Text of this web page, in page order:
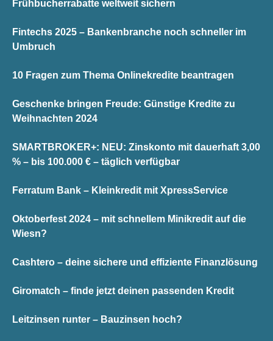
Frühbucherrabatte weltweit sichern
Fintechs 2025 – Bankenbranche noch schneller im
Umbruch
10 Fragen zum Thema Onlinekredite beantragen
Geschenke bringen Freude: Günstige Kredite zu
Weihnachten 2024
SMARTBROKER+: NEU: Zinskonto mit dauerhaft 3,00
% – bis 100.000 € – täglich verfügbar
Ferratum Bank – Kleinkredit mit XpressService
Oktoberfest 2024 – mit schnellem Minikredit auf die
Wiesn?
Cashtero – deine sichere und effiziente Finanzlösung
Giromatch – finde jetzt deinen passenden Kredit
Leitzinsen runter – Bauzinsen hoch?